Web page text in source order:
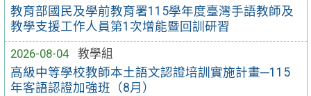
教育部國民及學前教育署115學年度臺灣手語教師及
教學支援工作人員第1次增能暨回訓研習
2026-08-04
教學組
高級中等學校教師本土語文認證培訓實施計畫─115
年客語認證加強班（8月）